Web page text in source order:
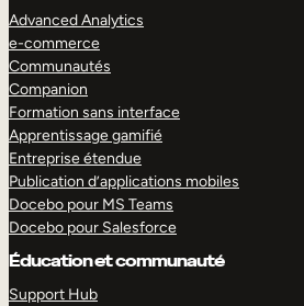
Advanced Analytics
e-commerce
Communautés
Companion
Formation sans interface
Apprentissage gamifié
Entreprise étendue
Publication d’applications mobiles
Docebo pour MS Teams
Docebo pour Salesforce
Éducation et communauté
Support Hub